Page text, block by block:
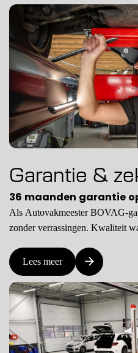
Garantie &
36 maanden garantie
Als Autovakmeester BOVAG-
zonder verrassingen. Kwaliteit
Lees meer